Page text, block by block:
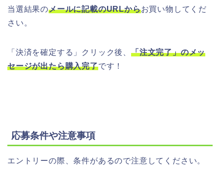
当選結果のメールに記載のURLからお買い物してくだ
さい。
「決済を確定する」クリック後、 「注文完了」のメッ
セージが出たら購入完了です！
応募条件や注意事項
エントリーの際、条件があるので注意してください。